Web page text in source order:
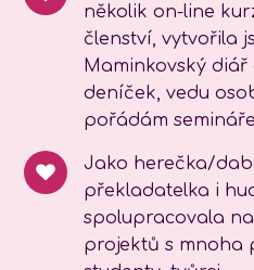
několik on-line
členství, vytvořila
Maminkovský diář
deníček, vedu
pořádám
Jako herečka/
překladatelka i
spolupracovala
projektů s mnoha